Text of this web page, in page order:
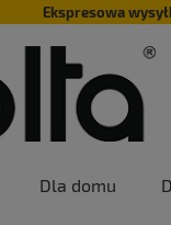
Ekspresowa
Dla domu